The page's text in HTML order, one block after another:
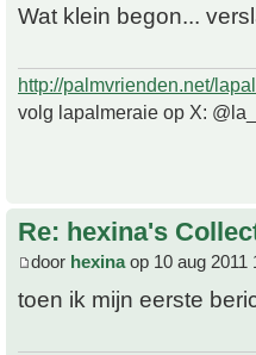
Wat klein begon...
http://palmvrienden.net/
volg lapalmeraie op X:
Re: hexina's
door hexinaop 10 aug 2011
toen ik mijn eerste